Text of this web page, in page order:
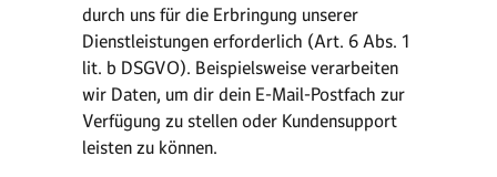
durch uns für die Erbringung unserer
Dienstleistungen erforderlich (Art. 6 Abs. 1
lit. b DSGVO). Beispielsweise verarbeiten
wir Daten, um dir dein E-Mail-Postfach zur
Verfügung zu stellen oder Kundensupport
leisten zu können.